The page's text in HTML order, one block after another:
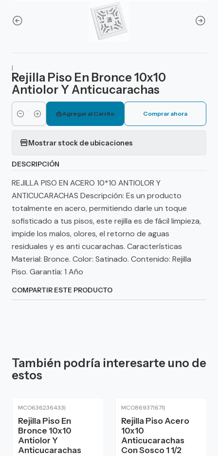
|
Rejilla Piso En Bronce 10x10
Antiolor Y Anticucarachas
Cantidad
Agregar al Carrito Comprar ahora
Mostrar stock de ubicaciones
DESCRIPCIÓN
REJILLA PISO EN ACERO 10*10 ANTIOLOR Y
ANTICUCARACHAS Descripción: Es un producto
totalmente en acero, permitiendo darle un toque
sofisticado a tus pisos, este rejilla es de fácil limpieza,
impide los malos, olores, el retorno de aguas
residuales y es anti cucarachas. Características
Material: Bronce. Color: Satinado. Contenido: Rejilla
Piso. Garantía: 1 Año
COMPARTIR ESTE PRODUCTO
También podría interesarte uno de
estos
MCO636236433|
Rejilla Piso En
Bronce 10x10
Antiolor Y
Anticucarachas
MCO869371671|
Rejilla Piso Acero
10x10
Anticucarachas
Con Sosco 1 1/2